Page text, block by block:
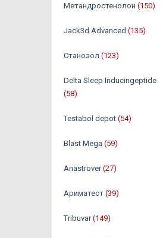
Метандростенолон (150)
Jack3d Advanced (135)
Станозол (123)
Delta Sleep Inducingeptide
(58)
Testabol depot (54)
Blast Mega (59)
Anastrover (27)
Ариматест (39)
Tribuvar (149)